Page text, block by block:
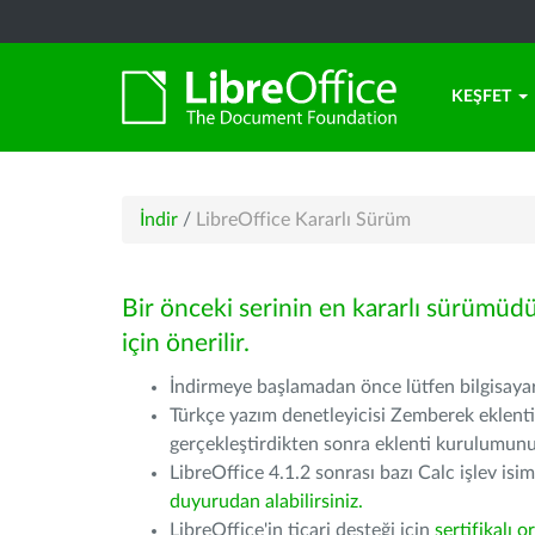
KEŞFET
İndir / LibreOffice Kararlı Sürüm
Bir önceki serinin en kararlı
için önerilir.
İndirmeye başlamadan önce lütfen
Türkçe yazım denetleyicisi Zemberek
gerçekleştirdikten sonra eklenti
LibreOffice 4.1.2 sonrası bazı Calc işlev
duyurudan alabilirsiniz.
LibreOffice'in ticari desteği için sertifikalı